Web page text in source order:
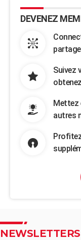
DEVENEZ
Suivez
Mettez
autres
NEWSLETTERS